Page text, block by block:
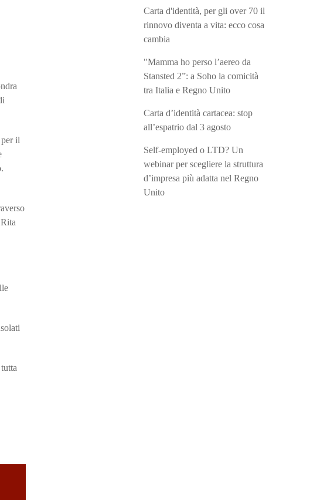
il
Carta d'identità, per gli over 70 il
rinnovo diventa a vita: ecco cosa
cambia
"Mamma ho perso l’aereo da
Stansted 2”: a Soho la comicità
tra Italia e Regno Unito
Carta d’identità cartacea: stop
all’espatrio dal 3 agosto
Self-employed o LTD? Un
webinar per scegliere la struttura
d’impresa più adatta nel Regno
Unito